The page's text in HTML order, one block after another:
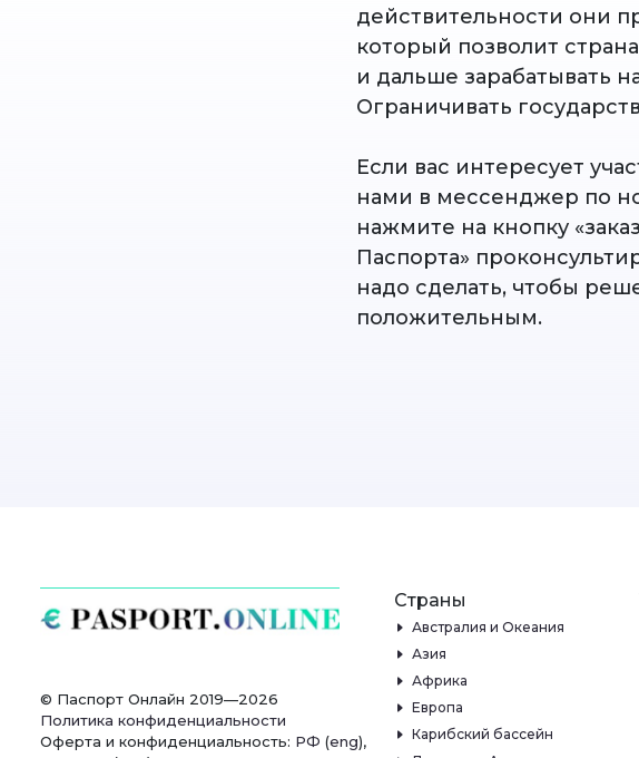
действительности они
который позволит
и дальше зарабатывать
Ограничивать
Если вас интересует
нами в мессенджер по
нажмите на кнопку
Паспорта»
надо сделать, чтобы
положительным.
© Паспорт Онлайн 2019—2026
Политика конфиденциальности
Оферта и конфиденциальность: РФ (eng),
Страны
Австралия и Океания
Азия
Африка
Европа
Карибский бассейн